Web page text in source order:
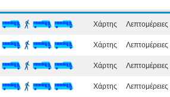
Χάρτης Λεπτομέρειες
Χάρτης Λεπτομέρειες
Χάρτης Λεπτομέρειες
Χάρτης Λεπτομέρειες